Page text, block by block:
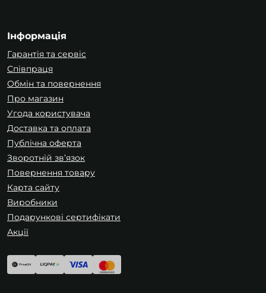
Інформація
Гарантія та сервіс
Співпраця
Обмін та повернення
Про магазин
Угода користувача
Доставка та оплата
Публічна оферта
Зворотній зв’язок
Повернення товару
Карта сайту
Виробники
Подарункові сертифікати
Акції